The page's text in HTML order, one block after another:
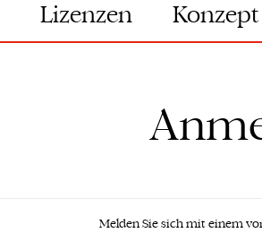
Lizenzen Konzept
Melden Sie sich mit einem